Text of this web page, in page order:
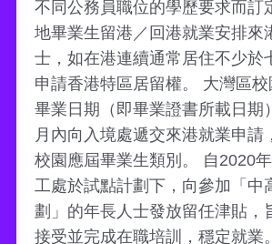
不同公務員職位的學歷要求而訂
地畢業生留港／回港就業安排來
士，如在港連續通常居住不少於
申請香港特區居留權。 大灣區
畢業日期（即畢業證書所載日期
月內向入境處遞交來港就業申請
校園應屆畢業生類別。 自2020
工處於試點計劃下，向參加「中
劃」的年長人士發放留任津貼，
接受並完成在職培訓，穩定就業